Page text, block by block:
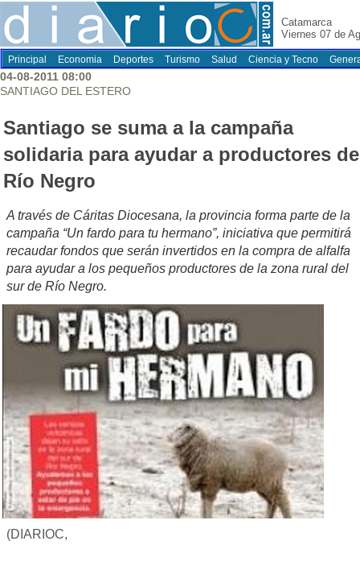
Catamarca
Viernes 07 de
Principal Economia Deportes Turismo Salud Ciencia y Tecno
04-08-2011 08:00
SANTIAGO DEL ESTERO
Santiago se suma a la campaña
solidaria para ayudar a productores de
Río Negro
A través de Cáritas Diocesana, la provincia forma parte de la
campaña “Un fardo para tu hermano”, iniciativa que permitirá
recaudar fondos que serán invertidos en la compra de alfalfa
para ayudar a los pequeños productores de la zona rural del
sur de Río Negro.
(DIARIOC,